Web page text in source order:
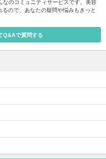
なのコミュニティサービスです。美容
ので、あなたの疑問や悩みもきっと
Q&Aで質問する